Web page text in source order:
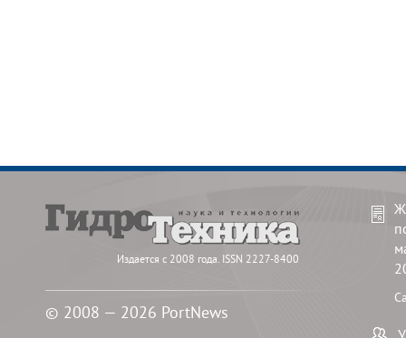
Издается с 2008 года. ISSN 2227-8400
© 2008 — 2026 PortNews